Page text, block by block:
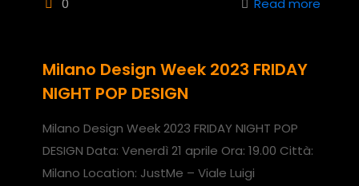
0 Read more
Milano Design Week 2023 FRIDAY
NIGHT POP DESIGN
Milano Design Week 2023 FRIDAY NIGHT POP
DESIGN Data: Venerdì 21 aprile Ora: 19.00 Città:
Milano Location: JustMe – Viale Luigi